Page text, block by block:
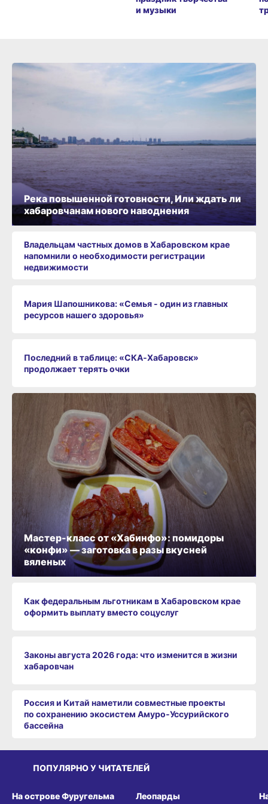
и музыки
Река повышенной готовности, Или ждать ли
хабаровчанам нового наводнения
Владельцам частных домов в Хабаровском крае
напомнили о необходимости регистрации
недвижимости
Мария Шапошникова: «Семья - один из главных
ресурсов нашего здоровья»
Последний в таблице: «СКА‑Хабаровск»
продолжает терять очки
Как федеральным льготникам в Хабаровском крае
оформить выплату вместо соцуслуг
Законы августа 2026 года: что изменится в жизни
хабаровчан
Россия и Китай наметили совместные проекты
по сохранению экосистем Амуро‑Уссурийского
бассейна
Мастер-класс от «Хабинфо»: помидоры
«конфи» — заготовка в разы вкусней
вяленых
ПОПУЛЯРНО У ЧИТАТЕЛЕЙ
На острове Фуругельма
Леопарды